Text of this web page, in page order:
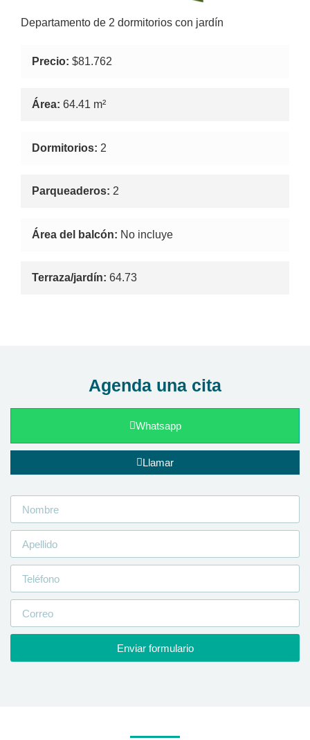
Departamento de 2 dormitorios con jardín
Precio: $81.762
Área: 64.41 m²
Dormitorios: 2
Parqueaderos: 2
Área del balcón: No incluye
Terraza/jardín: 64.73
Agenda una cita
Whatsapp
Llamar
Enviar formulario